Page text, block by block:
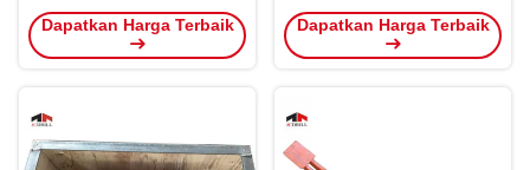
Wireline
Dapatkan Harga Terbaik
Pengeboran Bawah Tanah
Dapatkan Harga Terbaik